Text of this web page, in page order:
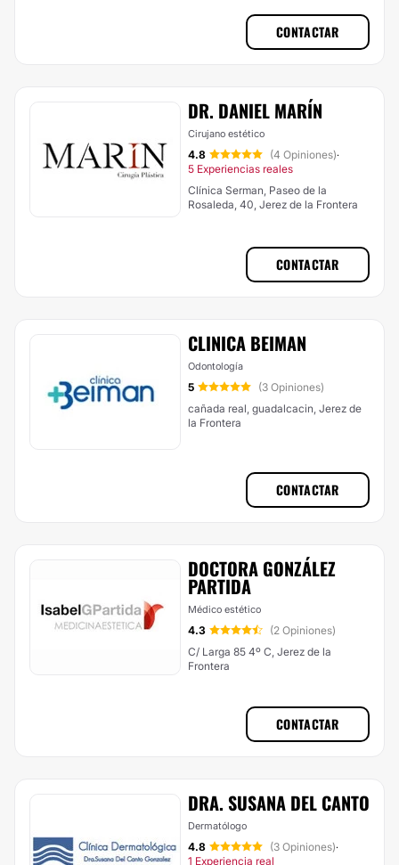
CONTACTAR
DR. DANIEL MARÍN
Cirujano estético
4.8 (4 Opiniones)·
5 Experiencias reales
Clínica Serman, Paseo de la
Rosaleda, 40, Jerez de la Frontera
CONTACTAR
CLINICA BEIMAN
Odontología
5
(3 Opiniones)
cañada real, guadalcacin, Jerez de
la Frontera
CONTACTAR
DOCTORA GONZÁLEZ
PARTIDA
Médico estético
4.3
(2 Opiniones)
C/ Larga 85 4º C, Jerez de la
Frontera
CONTACTAR
DRA. SUSANA DEL CANTO
Dermatólogo
4.8 (3 Opiniones)·
1 Experiencia real